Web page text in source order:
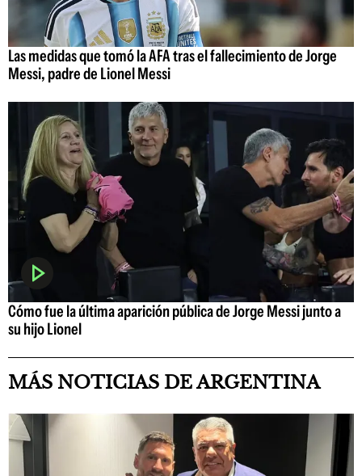
Las medidas que tomó la AFA tras el fallecimiento de Jorge
Messi, padre de Lionel Messi
Cómo fue la última aparición pública de Jorge Messi junto a
su hijo Lionel
MÁS NOTICIAS DE ARGENTINA